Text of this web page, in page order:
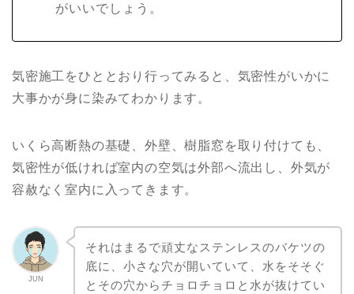
がいいでしょう。
気密施工をひととおり行ってみると、気密性がいかに
大事かが身に染みてわかります。
いくら高断熱の基礎、外壁、樹脂窓を取り付けても、
気密性が低ければ室内の空気は外部へ流出し、外気が
容赦なく室内に入ってきます。
JUN
それはまるで頑丈なステンレスのバケツの
底に、小さな穴が開いていて、水をそそぐ
とその穴からチョロチョロと水が抜けてい